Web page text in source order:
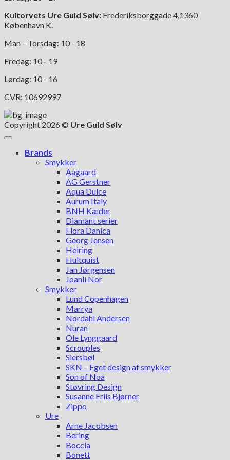
Kultorvets Ure Guld Sølv: Frederiksborggade 4,1360
København K.
Man – Torsdag: 10 - 18
Fredag: 10 - 19
Lørdag: 10 - 16
CVR: 10692997
Copyright 2026 © Ure Guld Sølv
Brands
Smykker
Aagaard
AG Gerstner
Aqua Dulce
Aurum Italy
BNH Kæder
Diamant serier
Flora Danica
Georg Jensen
Heiring
Hultquist
Jan Jørgensen
Joanli Nor
Smykker
Lund Copenhagen
Marrya
Nordahl Andersen
Nuran
Ole Lynggaard
Scrouples
Siersbøl
SKN – Eget design af smykker
Son of Noa
Støvring Design
Susanne Friis Bjørner
Zippo
Ure
Arne Jacobsen
Bering
Boccia
Bonett